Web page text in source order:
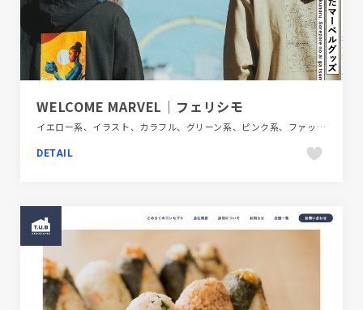
WELCOME MARVEL｜フェリシモ
イエロー系、イラスト、カラフル、グリーン系、ピンク系、ファッション・ビューティー、フラットデザイン、ブランド・サービスサイト、ポップ、レッド系、大きめ写真
DETAIL